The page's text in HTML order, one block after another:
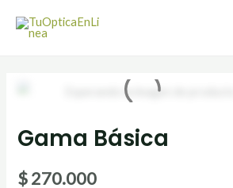
Gama Básica
$270.000
cantidad